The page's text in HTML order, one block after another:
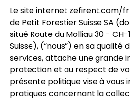
Le site internet zefirent.com/
de Petit Forestier Suisse SA
situé Route du Molliau 30 - CH-
Suisse), (“nous”) en sa
services, attache une grande
protection et au respect de
présente politique vise à vous
pratiques concernant la